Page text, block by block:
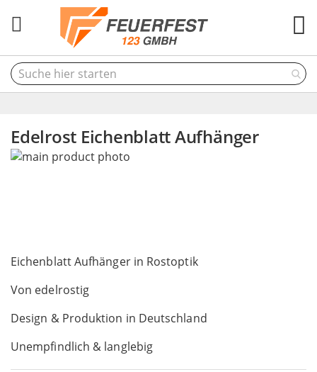
Edelrost Eichenblatt Aufhänger
Eichenblatt Aufhänger in Rostoptik
Von edelrostig
Design & Produktion in Deutschland
Unempfindlich & langlebig
Skip
gallery
to
beginning
the
images
gallery